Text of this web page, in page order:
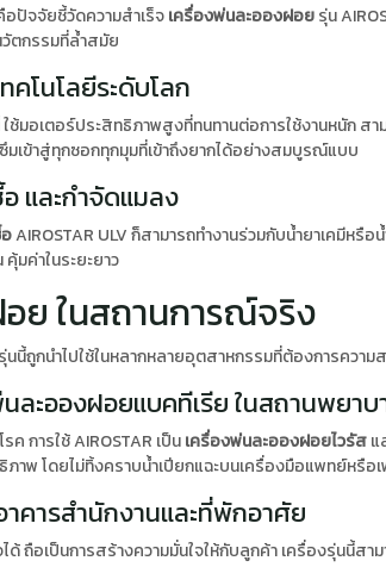
อปัจจัยชี้วัดความสำเร็จเครื่องพ่นละอองฝอยรุ่น
วัตกรรมที่ล้ำสมัย
โนโลยีระดับโลก
ช้มอเตอร์ประสิทธิภาพสูงที่ทนทานต่อการใช้งานหนัก ส
มเข้าสู่ทุกซอกทุกมุมที่เข้าถึงยากได้อย่างสมบูรณ์แบบ
และกำจัดแมลง
AIROSTAR ULV ก็สามารถทำงานร่วมกับน้ำยาเคมีห
มค่าในระยะยาว
อย ในสถานการณ์จริง
ถูกนำไปใช้ในหลากหลายอุตสาหกรรมที่ต้องการควา
ละอองฝอยแบคทีเรีย ในสถานพยาบ
การใช้ AIROSTAR เป็นเครื่องพ่นละอองฝอยไวรัสแ
พ โดยไม่ทิ้งคราบน้ำเปียกแฉะบนเครื่องมือแพทย์หรือ
คารสำนักงานและที่พักอาศัย
ได้ ถือเป็นการสร้างความมั่นใจให้กับลูกค้า เครื่องรุ่นนี้ส